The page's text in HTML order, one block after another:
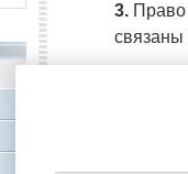
3. Право
связаны
Ни один